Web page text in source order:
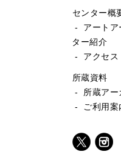
センター概
- アートア
ター紹介
- アクセス
所蔵資料
- 所蔵アー
- ご利用案